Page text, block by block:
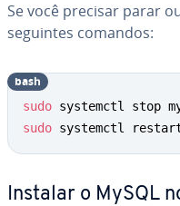
Se você precisar parar
seguintes comandos:
sudo
sudo systemctl
bash
Instalar o MySQL